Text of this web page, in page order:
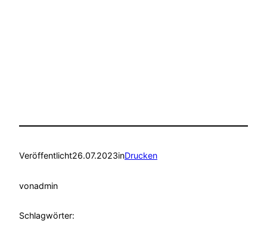
Veröffentlicht26.07.2023inDrucken
vonadmin
Schlagwörter: